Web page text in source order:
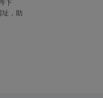
，助